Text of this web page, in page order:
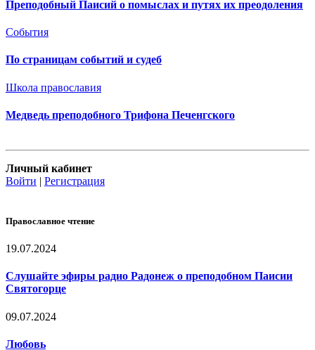
Преподобный Паисий о помыслах и путях их преодоления
События
По страницам событий и судеб
Школа православия
Медведь преподобного Трифона Печенгского
Личный кабинет
Войти | Регистрация
Православное чтение
19.07.2024
Слушайте эфиры радио Радонеж о преподобном Паисии
Святогорце
09.07.2024
Любовь